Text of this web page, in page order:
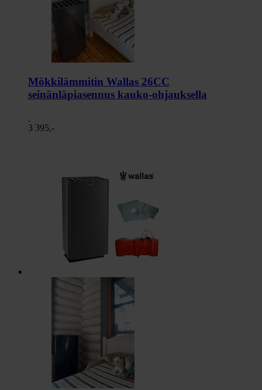
Mökkilämmitin Wallas 26CC
seinänläpiasennus kauko-ohjauksella
3 395,-